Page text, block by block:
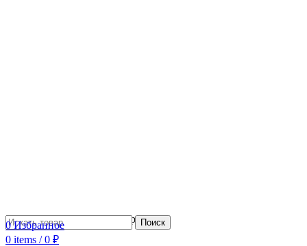
Сотрудничество с дизайнерамиПоиск
0Избранное
0 items / 0 ₽